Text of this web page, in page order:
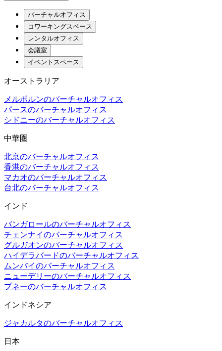
バーチャルオフィス
コワーキングスペース
レンタルオフィス
会議室
イベントスペース
オーストラリア
メルボルンのバーチャルオフィス
パースのバーチャルオフィス
シドニーのバーチャルオフィス
中華圏
北京のバーチャルオフィス
香港のバーチャルオフィス
マカオのバーチャルオフィス
台北のバーチャルオフィス
インド
バンガロールのバーチャルオフィス
チェンナイのバーチャルオフィス
グルガオンのバーチャルオフィス
ハイデラバードのバーチャルオフィス
ムンバイのバーチャルオフィス
ニューデリーのバーチャルオフィス
プネーのバーチャルオフィス
インドネシア
ジャカルタのバーチャルオフィス
日本